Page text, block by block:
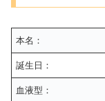
本名：
誕生日：
血液型：